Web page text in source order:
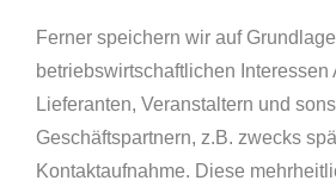
Ferner speichern wir auf
betriebswirtschaftlichen Interessen
Lieferanten, Veranstaltern und
Geschäftspartnern, z.B. zwecks
Kontaktaufnahme. Diese